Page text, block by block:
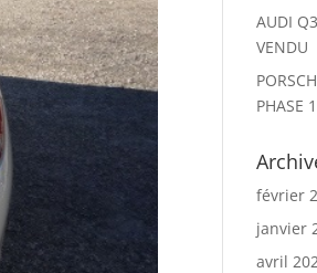
AUDI
VENDU
PHASE 1
février
janvier
avril